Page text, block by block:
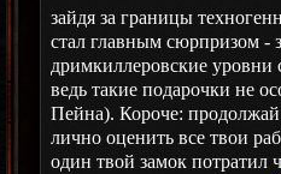
зайдя за границы
стал главным сюрпризом -
дримкиллеровские уровни
ведь такие подарочки не
Пейна). Короче:
лично оценить все твои
один твой замок потратил